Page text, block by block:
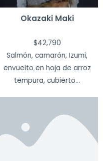
Okazaki Maki
$42,790
Salmón, camarón, Izumi,
envuelto en hoja de arroz
tempura, cubierto...